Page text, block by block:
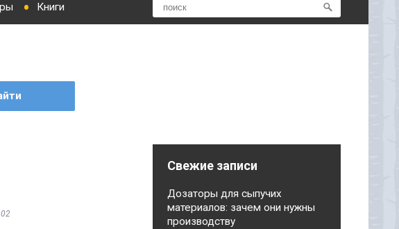
Книги
Свежие записи
Дозаторы для сыпучих
материалов: зачем они нужны
производству